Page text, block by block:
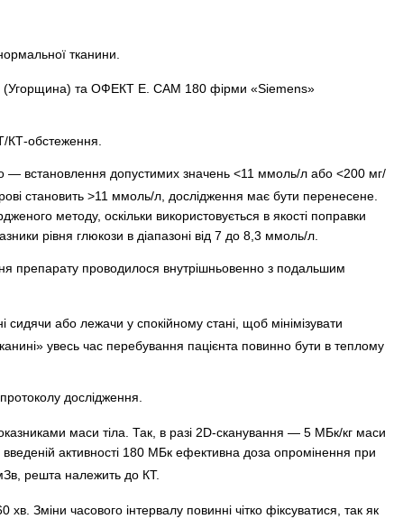
тканини.
(Угорщина) та ОФЕКТ E. CAM 180 фірми «Siemens»
КТ-обстеження.
— встановлення допустимих значень <11 ммоль/л або <200 мг/
становить >11 ммоль/л, дослідження має бути перенесене.
методу, оскільки використовується в якості поправки
рівня глюкози в діапазоні від 7 до 8,3 ммоль/л.
препарату проводилося внутрішньовенно з подальшим
або лежачи у спокійному стані, щоб мінімізувати
увесь час перебування пацієнта повинно бути в теплому
дослідження.
маси тіла. Так, в разі 2D-сканування — 5 МБк/кг маси
активності 180 МБк ефективна доза опромінення при
решта належить до КТ.
Зміни часового інтервалу повинні чітко фіксуватися, так як